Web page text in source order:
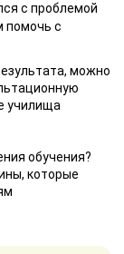
с проблемой
помочь с
можно
училища
обучения?
которые